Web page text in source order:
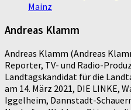
Mainz
Andreas Klamm
Andreas Klamm (Andreas
Reporter, TV- und Radio-
Landtagskandidat für die
am 14. März 2021, DIE LINKE,
Iggelheim, Dannstadt-